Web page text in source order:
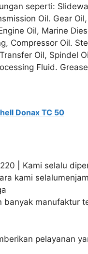
seperti:
Oil. Gear
Oil, Marine
Compressor Oil.
Oil, Spindel
Fluid.
Donax TC 50
| Kami selalu
kami
banyak manufaktur
pelayanan